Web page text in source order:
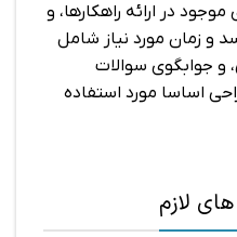
در ارائه راهکارها، و
و زمان مورد نیاز شامل
و جوابگوی سوالات
اساسا مورد استفاده
لازم